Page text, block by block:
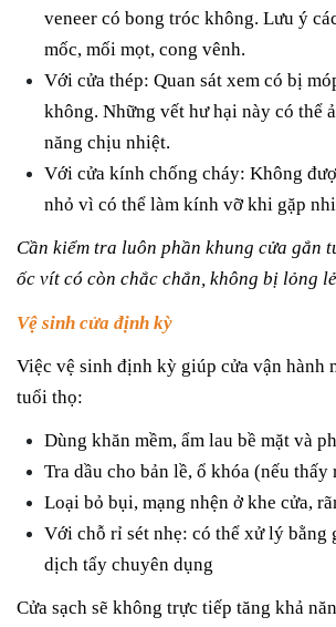
veneer có bong tróc không. Lưu ý
mốc, mối mọt, cong vênh.
Với cửa thép: Quan sát xem có bị
không. Những vết hư hại này có thể
năng chịu nhiệt.
Với cửa kính chống cháy: Không
nhỏ vì có thể làm kính vỡ khi gặp
Cần kiểm tra luôn phần khung cửa gắn
ốc vít có còn chắc chắn, không bị lỏng
Vệ sinh cửa định kỳ
Việc vệ sinh định kỳ giúp cửa vận hành
tuổi thọ:
Dùng khăn mềm, ẩm lau bề mặt và
Tra dầu cho bản lề, ổ khóa (nếu thấy
Loại bỏ bụi, mạng nhện ở khe cửa,
Với chỗ rỉ sét nhẹ: có thể xử lý bằng
dịch tẩy chuyên dụng
Cửa sạch sẽ không trực tiếp tăng khả